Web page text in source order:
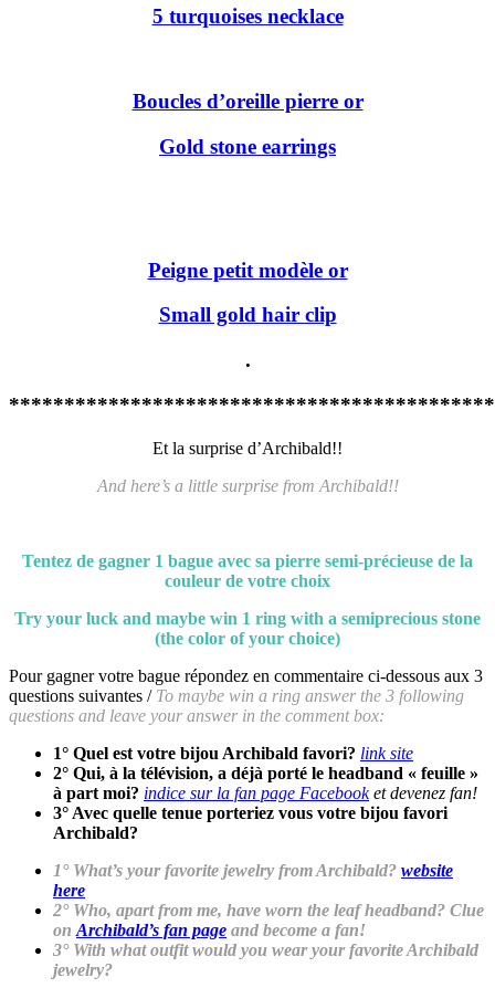
5 turquoises necklace
Boucles d’oreille pierre or
Gold stone earrings
Peigne petit modèle or
Small gold hair clip
.
Et la surprise d’Archibald!!
And here’s a little surprise from Archibald!!
Tentez de gagner 1 bague avec sa pierre semi-précieuse de la
couleur de votre choix
Try your luck and maybe win 1 ring with a semiprecious stone
(the color of your choice)
Pour gagner votre bague répondez en commentaire ci-dessous aux 3
questions suivantes / To maybe win a ring answer the 3 following
questions and leave your answer in the comment box:
1° Quel est votre bijou Archibald favori? link site
2° Qui, à la télévision, a déjà porté le headband « feuille »
à part moi? indice sur la fan page Facebooket devenez fan!
3° Avec quelle tenue porteriez vous votre bijou favori
Archibald?
1° What’s your favorite jewelry from Archibald? website
here
2° Who, apart from me, have worn the leaf headband? Clue
on Archibald’s fan page and become a fan!
3° With what outfit would you wear your favorite Archibald
jewelry?